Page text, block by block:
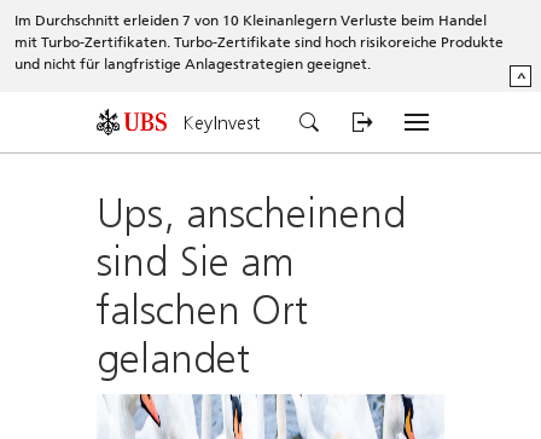
Im Durchschnitt erleiden 7 von 10 Kleinanlegern Verluste beim Handel
mit Turbo-Zertifikaten. Turbo-Zertifikate sind hoch risikoreiche Produkte
und nicht für langfristige Anlagestrategien geeignet.
^
KeyInvest
Ups, anscheinend
sind Sie am
falschen Ort
gelandet